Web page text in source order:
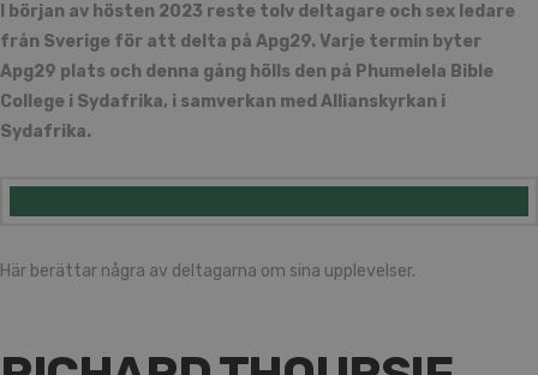
I början av hösten 2023 reste tolv deltagare och sex ledare
från Sverige för att delta på Apg29. Varje termin byter
Apg29 plats och denna gång hölls den på Phumelela Bible
College i Sydafrika, i samverkan med Allianskyrkan i
Sydafrika.
Här berättar några av deltagarna om sina upplevelser.